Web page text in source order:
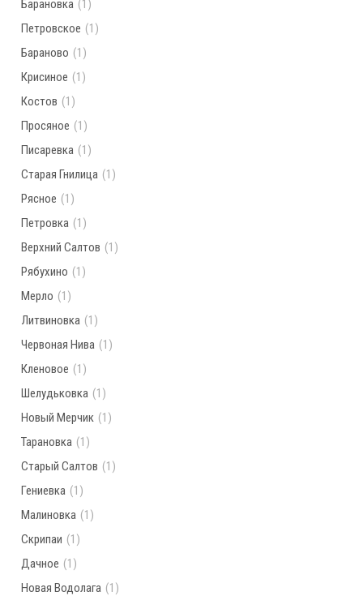
Барановка (1)
Петровское (1)
Бараново (1)
Крисиное (1)
Костов (1)
Просяное (1)
Писаревка (1)
Старая Гнилица (1)
Рясное (1)
Петровка (1)
Верхний Салтов (1)
Рябухино (1)
Мерло (1)
Литвиновка (1)
Червоная Нива (1)
Кленовое (1)
Шелудьковка (1)
Новый Мерчик (1)
Тарановка (1)
Старый Салтов (1)
Гениевка (1)
Малиновка (1)
Скрипаи (1)
Дачное (1)
Новая Водолага (1)